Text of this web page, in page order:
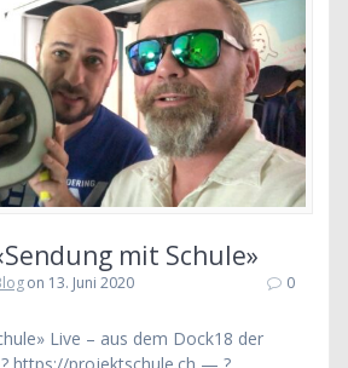
mit Schule»
on 13. Juni 2020 0
Live – aus dem Dock18 der